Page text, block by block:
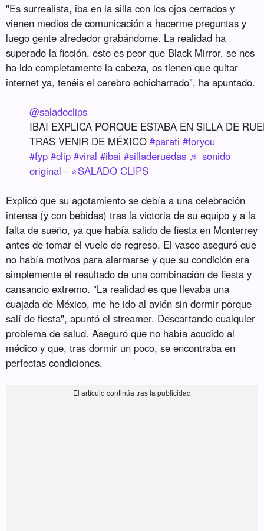
"Es surrealista, iba en la silla con los ojos cerrados y
vienen medios de comunicación a hacerme preguntas y
luego gente alrededor grabándome. La realidad ha
superado la ficción, esto es peor que Black Mirror, se nos
ha ido completamente la cabeza, os tienen que quitar
internet ya, tenéis el cerebro achicharrado", ha apuntado.
@saladoclips
IBAI EXPLICA PORQUE ESTABA EN SILLA DE
TRAS VENIR DE MÉXICO#parati #foryou
#fyp #clip #viral #ibai #silladeruedas ♬ sonido
original - ⭐️SALADO CLIPS
Explicó que su agotamiento se debía a una celebración
intensa (y con bebidas) tras la victoria de su equipo y a la
falta de sueño, ya que había salido de fiesta en Monterrey
antes de tomar el vuelo de regreso. El vasco aseguró que
no había motivos para alarmarse y que su condición era
simplemente el resultado de una combinación de fiesta y
cansancio extremo. "La realidad es que llevaba una
cuajada de México, me he ido al avión sin dormir porque
salí de fiesta", apuntó el streamer. Descartando cualquier
problema de salud. Aseguró que no había acudido al
médico y que, tras dormir un poco, se encontraba en
perfectas condiciones.